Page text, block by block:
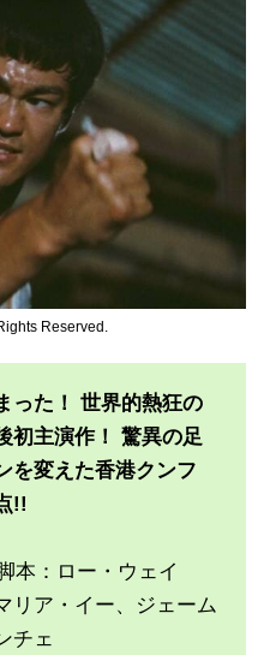
Reserved.
った！ 世界的熱狂の
初主演作！ 驚異の足
を変えた香港クンフ
!!
本：ロー・ウェイ
リア・イー、ジェーム
チェ